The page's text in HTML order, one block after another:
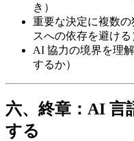
き）
重要な決定に複数
スへの依存を避ける
AI 協力の境界を理
するか）
六、終章：AI 言
する